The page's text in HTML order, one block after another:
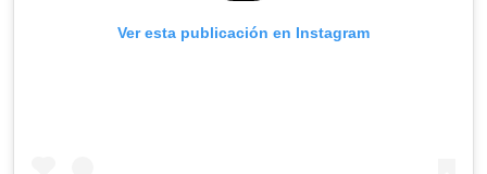
Ver esta publicación en Instagram